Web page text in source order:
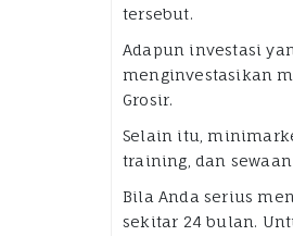
tersebut.
Adapun investasi
menginvestasikan
Grosir.
Selain itu,
training, dan
Bila Anda serius
sekitar 24 bulan.